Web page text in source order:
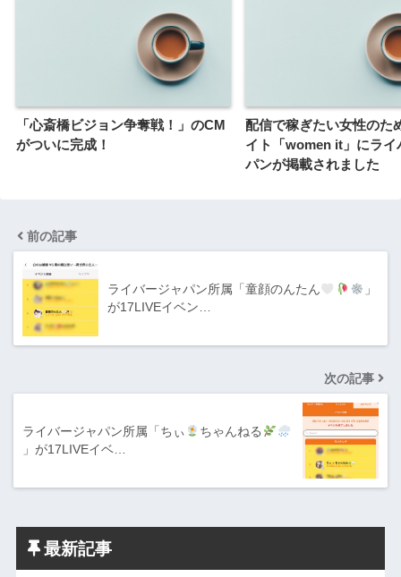
「心斎橋ビジョン争奪戦！」のCM
がついに完成！
配信で稼ぎたい女性のた
イト「women it」にライ
パンが掲載されました
前の記事
ライバージャパン所属「童顔のんたん
」
が17LIVEイベン…
次の記事
ライバージャパン所属「ちぃ
ちゃんねる
」が17LIVEイベ…
最新記事